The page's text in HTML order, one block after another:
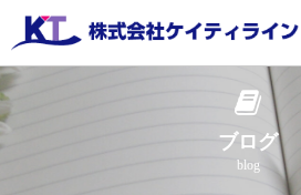
ブログ
blog